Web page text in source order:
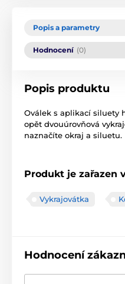
Popis a parametry
Hodnocení (0)
Popis produktu
Oválek s aplikací siluety
opět dvouúrovňová
naznačíte okraj a siluetu.
Produkt je zařazen
Vykrajovátka
Hodnocení